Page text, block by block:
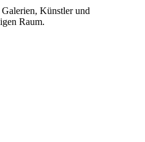
Künstler und
Raum.